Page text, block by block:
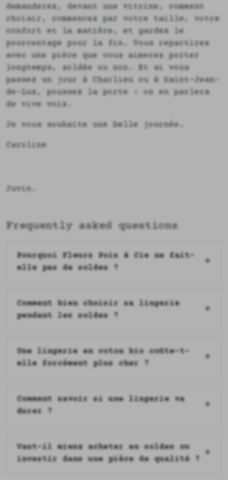
demanderez, devant une vitrine, comment
choisir, commencez par votre taille, votre
confort et la matière, et gardez le
pourcentage pour la fin. Vous repartirez
avec une pièce que vous aimerez porter
longtemps, soldée ou non. Et si vous
passez un jour à Charlieu ou à Saint-Jean-
de-Luz, poussez la porte : on en parlera
de vive voix.
Je vous souhaite une belle journée.
Caroline
Juvin.
Frequently asked questions
Pourquoi Fleurs Pois & Cie ne fait-
elle pas de soldes ?
Comment bien choisir sa lingerie
pendant les soldes ?
Une lingerie en coton bio coûte-t-
elle forcément plus cher ?
Comment savoir si une lingerie va
durer ?
Vaut-il mieux acheter en soldes ou
investir dans une pièce de qualité ?